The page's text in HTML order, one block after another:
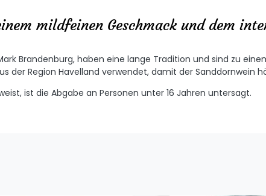
mildfeinen Geschmack und dem
Brandenburg, haben eine lange Tradition und sind zu
der Region Havelland verwendet, damit der Sanddornwein
ist die Abgabe an Personen unter 16 Jahren untersagt.